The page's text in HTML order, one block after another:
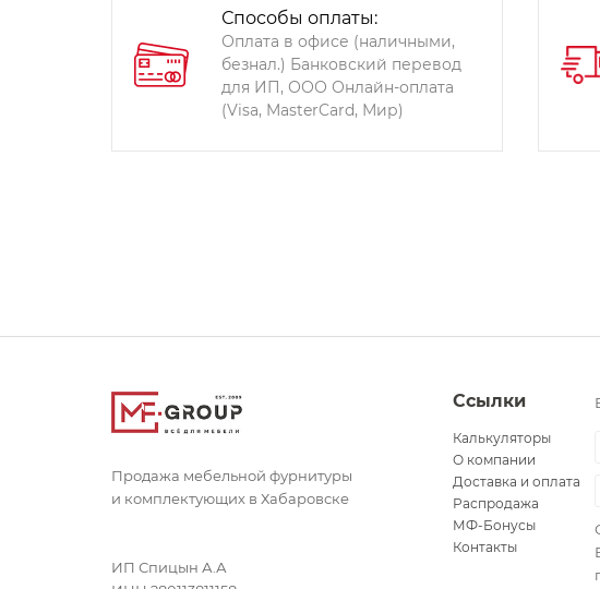
Способы оплаты:
Оплата в офисе (наличными,
безнал.) Банковский перевод
для ИП, ООО Онлайн-оплата
(Visa, MasterCard, Мир)
Продажа мебельной фурнитуры
и комплектующих в Хабаровске
ИП Спицын А.А
Ссылки
Калькуляторы
О компании
Доставка и оплата
Распродажа
МФ-Бонусы
Контакты